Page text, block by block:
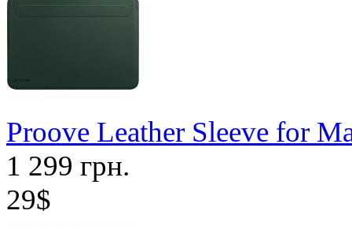
Proove Leather Sleeve for
1 299 грн.
29$